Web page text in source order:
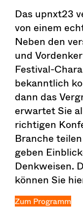
Das upnxt23
von einem
Neben den
und
Festival-
bekanntlich
dann das
erwartet Sie
richtigen
Branche
geben
Denkweisen.
können Sie
Zum Programm